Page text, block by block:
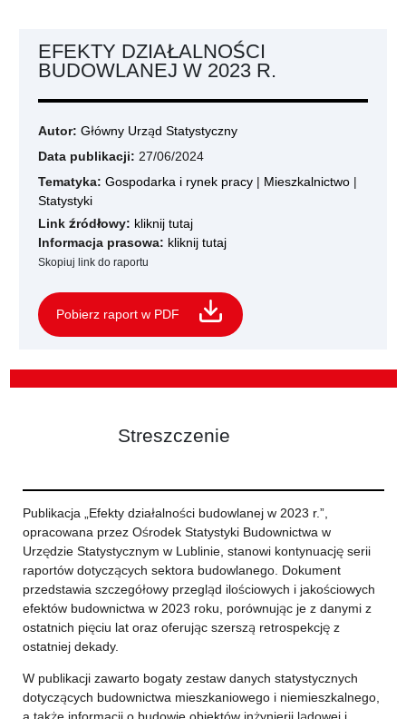
EFEKTY DZIAŁALNOŚCI
BUDOWLANEJ W 2023 R.
Autor: Główny Urząd Statystyczny
Data publikacji: 27/06/2024
Tematyka: Gospodarka i rynek pracy | Mieszkalnictwo |
Statystyki
Link źródłowy: kliknij tutaj
Informacja prasowa: kliknij tutaj
Skopiuj link do raportu
Pobierz raport w PDF
Streszczenie
Publikacja „Efekty działalności budowlanej w 2023 r.”,
opracowana przez Ośrodek Statystyki Budownictwa w
Urzędzie Statystycznym w Lublinie, stanowi kontynuację serii
raportów dotyczących sektora budowlanego. Dokument
przedstawia szczegółowy przegląd ilościowych i jakościowych
efektów budownictwa w 2023 roku, porównując je z danymi z
ostatnich pięciu lat oraz oferując szerszą retrospekcję z
ostatniej dekady.
W publikacji zawarto bogaty zestaw danych statystycznych
dotyczących budownictwa mieszkaniowego i niemieszkalnego,